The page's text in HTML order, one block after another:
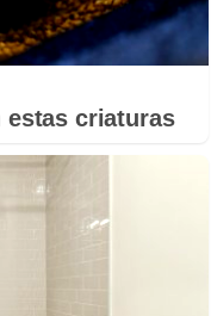
estas criaturas